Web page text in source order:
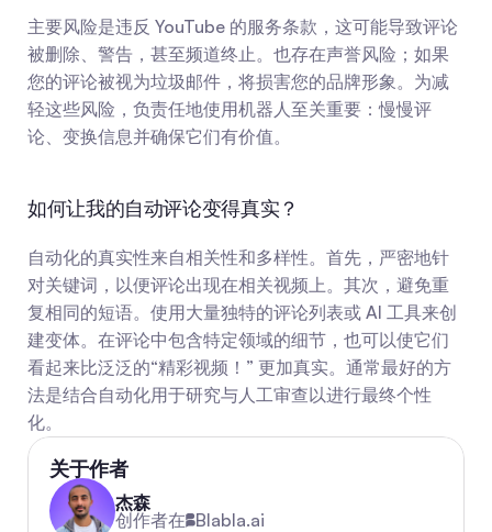
主要风险是违反 YouTube 的服务条款，这可能导致评论
被删除、警告，甚至频道终止。也存在声誉风险；如果
您的评论被视为垃圾邮件，将损害您的品牌形象。为减
轻这些风险，负责任地使用机器人至关重要：慢慢评
论、变换信息并确保它们有价值。
如何让我的自动评论变得真实？
自动化的真实性来自相关性和多样性。首先，严密地针
对关键词，以便评论出现在相关视频上。其次，避免重
复相同的短语。使用大量独特的评论列表或 AI 工具来创
建变体。在评论中包含特定领域的细节，也可以使它们
看起来比泛泛的“精彩视频！” 更加真实。通常最好的方
法是结合自动化用于研究与人工审查以进行最终个性
化。
关于作者
杰森
创作者在 Blabla.ai